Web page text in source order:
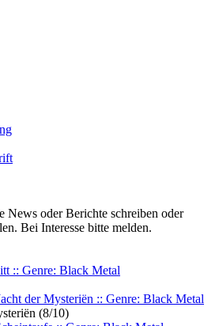
News oder Berichte schreiben oder
Bei Interesse bitte melden.
(8/10)